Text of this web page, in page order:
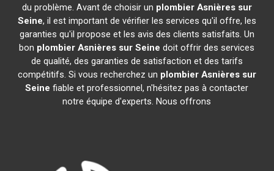
du problème. Avant de choisir un plombier Asnières sur
Seine, il est important de vérifier les services qu'il offre, les
garanties qu'il propose et les avis des clients satisfaits. Un
bon plombier Asnières sur Seine doit offrir des services
de qualité, des garanties de satisfaction et des tarifs
compétitifs. Si vous recherchez un plombier Asnières sur
Seine fiable et professionnel, n'hésitez pas à contacter
notre équipe d'experts. Nous offrons